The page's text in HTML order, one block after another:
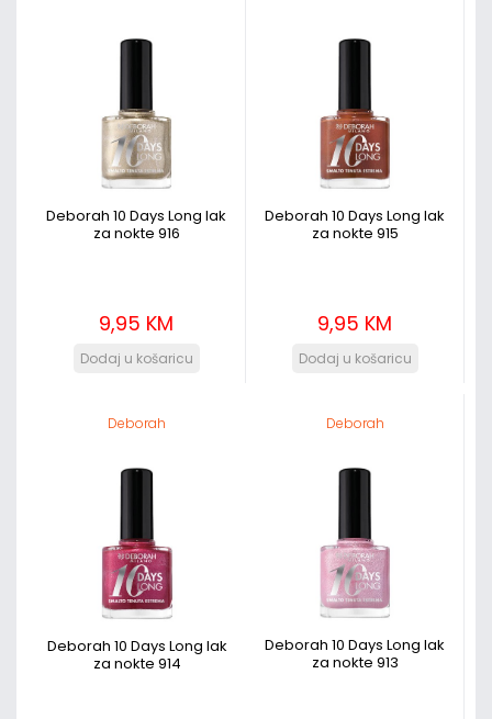
Deborah 10 Days Long lak
za nokte 916
9,95 KM
Deborah 10 Days Long lak
za nokte 915
9,95 KM
Deborah
Deborah 10 Days Long lak
za nokte 914
Deborah
Deborah 10 Days Long lak
za nokte 913